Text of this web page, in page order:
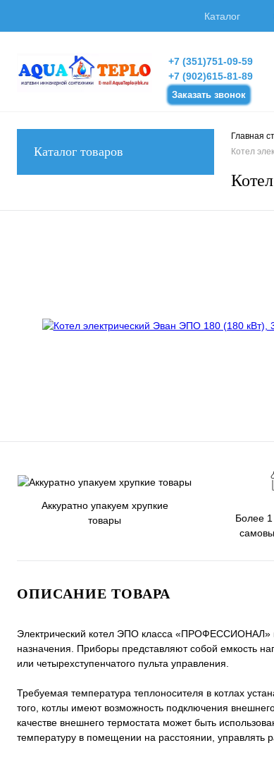
Каталог
+7 (351)751-09-59
+7 (902)615-81-89
Заказать звонок
Каталог товаров
Главная
Котел
Аккуратно упакуем хрупкие
товары
Более 1
ОПИСАНИЕ ТОВАРА
Электрический котел ЭПО класса «ПРОФЕССИОНАЛ»
назначения. Приборы представляют собой емкость
или четырехступенчатого пульта управления.
Требуемая температура теплоносителя в котлах
того, котлы имеют возможность подключения
качестве внешнего термостата может быть
температуру в помещении на расстоянии, управлять